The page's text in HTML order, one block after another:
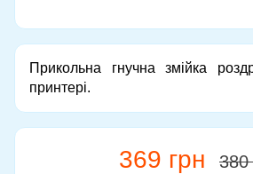
Прикольна гнучна змійка
принтері.
369 грн 380